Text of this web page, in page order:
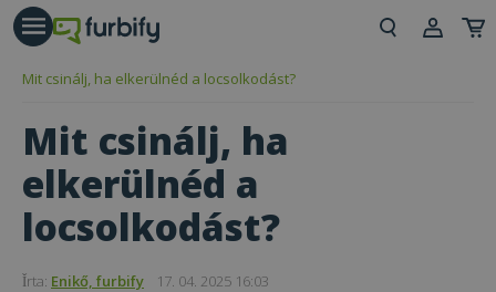
Mit csinálj, ha elkerülnéd a locsolkodást?
Mit csinálj, ha
elkerülnéd a
locsolkodást?
Ǐrta: Enikő, furbify 17. 04. 2025 16:03
gomb